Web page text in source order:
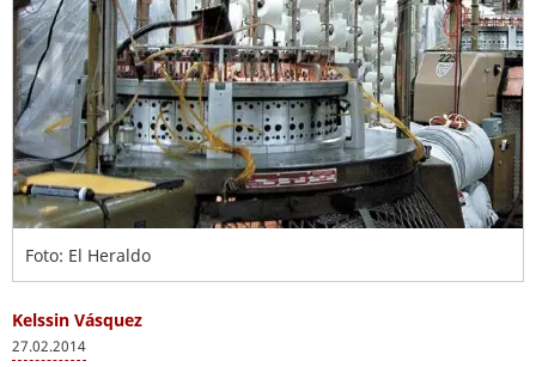
Foto: El Heraldo
Kelssin Vásquez
27.02.2014